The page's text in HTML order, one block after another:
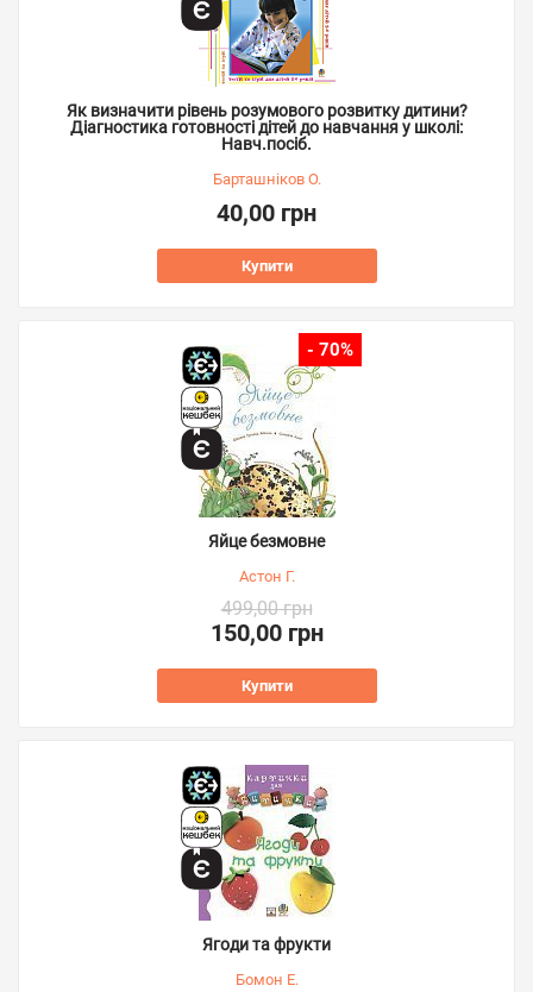
Як визначити рівень розумового розвитку дитини?
Діагностика готовності дітей до навчання у школі:
Навч.посіб.
Барташніков О.
40,00 грн
Купити
- 70%
Яйце безмовне
Астон Г.
499,00 грн
150,00 грн
Купити
Ягоди та фрукти
Бомон Е.